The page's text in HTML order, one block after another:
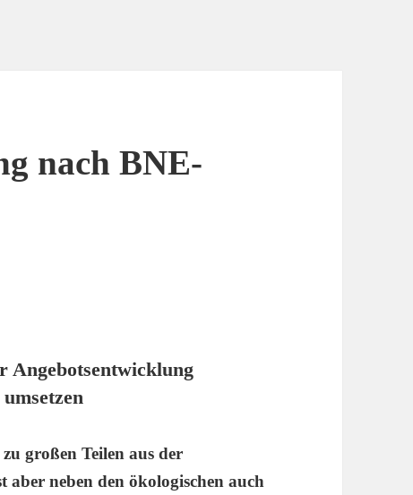
nach BNE-
Angebotsentwicklung
großen Teilen aus der
neben den ökologischen auch